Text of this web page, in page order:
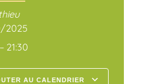
2025
21:30
AU CALENDRIER